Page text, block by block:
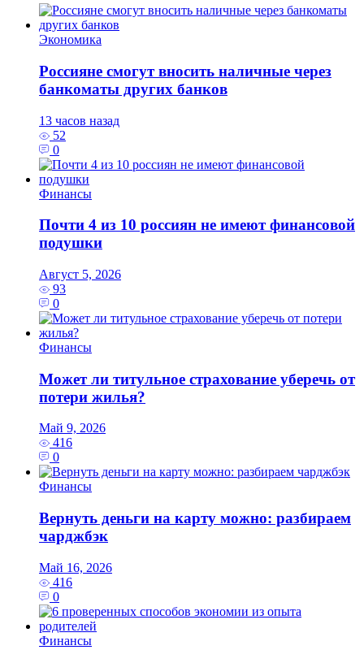
Экономика
Россияне смогут вносить наличные через
банкоматы других банков
13 часов назад
52
0
Финансы
Почти 4 из 10 россиян не имеют финансовой
подушки
Август 5, 2026
93
0
Финансы
Может ли титульное страхование уберечь от
потери жилья?
Май 9, 2026
416
0
Финансы
Вернуть деньги на карту можно: разбираем
чарджбэк
Май 16, 2026
416
0
Финансы